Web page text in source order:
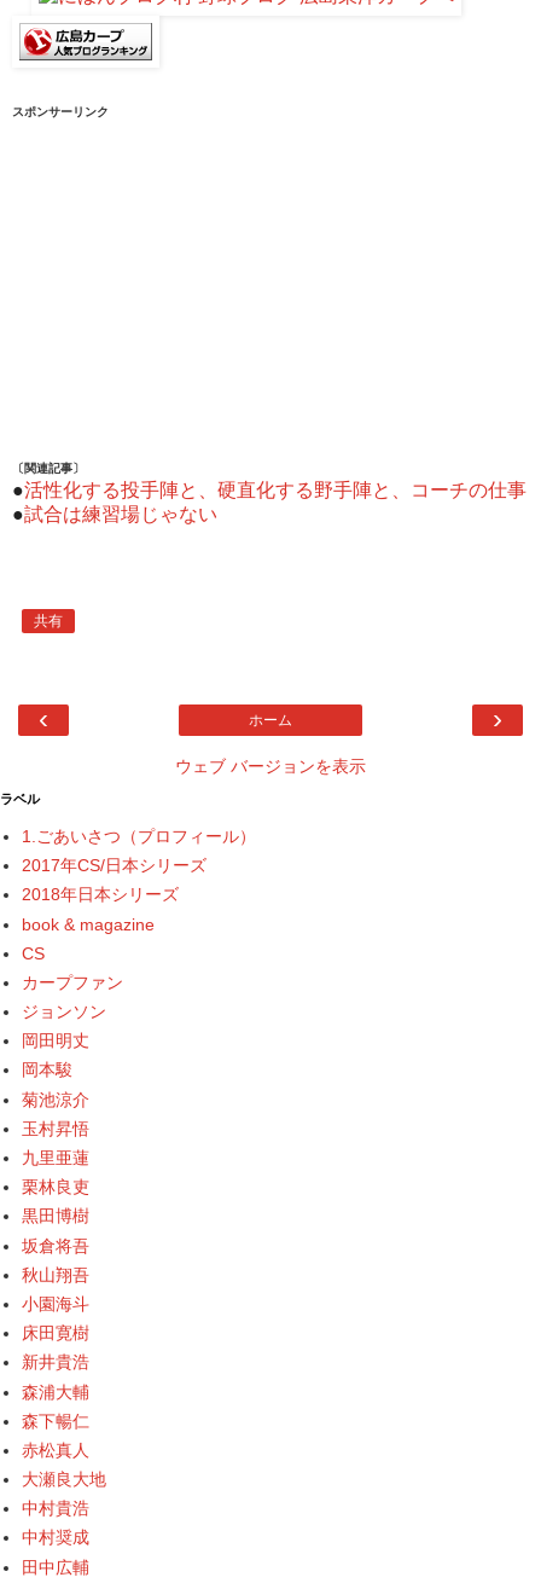
スポンサーリンク
〔関連記事〕
●活性化する投手陣と、硬直化する野手陣と、コーチの仕事
●試合は練習場じゃない
共有
‹ ›
ホーム
ウェブ バージョンを表示
ラベル
1.ごあいさつ（プロフィール）
2017年CS/日本シリーズ
2018年日本シリーズ
book & magazine
CS
カープファン
ジョンソン
岡田明丈
岡本駿
菊池涼介
玉村昇悟
九里亜蓮
栗林良吏
黒田博樹
坂倉将吾
秋山翔吾
小園海斗
床田寛樹
新井貴浩
森浦大輔
森下暢仁
赤松真人
大瀬良大地
中村貴浩
中村奨成
田中広輔